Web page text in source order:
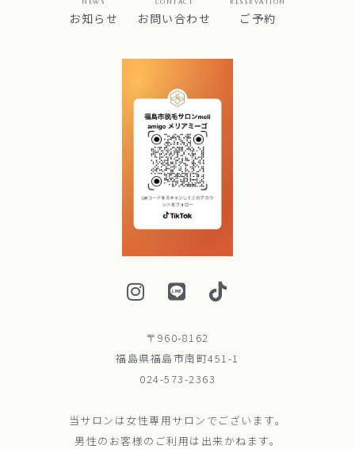
お知らせ お問い合わせ ご予約
〒960-8162
福島県福島市南町451-1
024-573-2363
当サロンは女性専用サロンでございます。
男性のお客様のご利用は出来かねます。